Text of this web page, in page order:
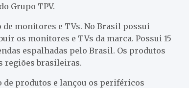
Grupo TPV.
monitores e TVs. No Brasil possui
os monitores e TVs da marca. Possui 15
espalhadas pelo Brasil. Os produtos
regiões brasileiras.
de produtos e lançou os periféricos